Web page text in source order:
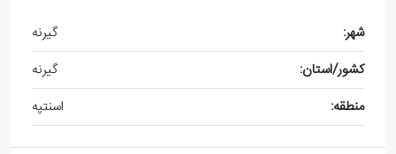
شهر:
گیرنه
کشور/استان:
گیرنه
منطقه:
اسنتپه